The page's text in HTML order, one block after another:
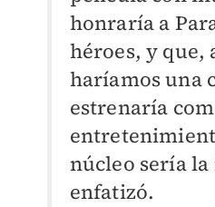
honraría a
héroes, y que,
haríamos una
estrenaría
núcleo sería
enfatizó.